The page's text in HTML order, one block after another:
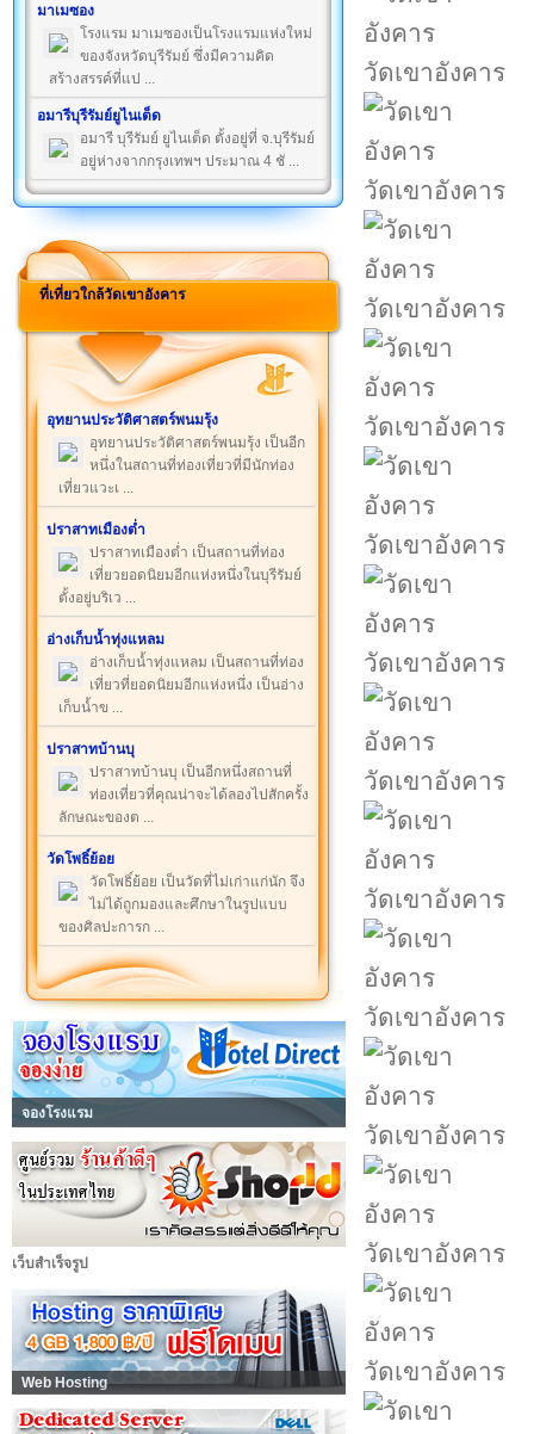
มาเมซอง
โรงแรม มาเมซองเป็นโรงแรมแห่งใหม่
ของจังหวัดบุรีรัมย์ ซึ่งมีความคิด
สร้างสรรค์ที่แป ...
อมารีบุรีรัมย์ยูไนเต็ด
อมารี บุรีรัมย์ ยูไนเต็ด ตั้งอยู่ที่ จ.บุรีรัมย์
อยู่ห่างจากกรุงเทพฯ ประมาณ 4 ชั ...
ที่เที่ยวใกล้วัดเขาอังคาร
อุทยานประวัติศาสตร์พนมรุ้ง
อุทยานประวัติศาสตร์พนมรุ้ง เป็นอีก
หนึ่งในสถานที่ท่องเที่ยวที่มีนักท่อง
เที่ยวแวะเ ...
ปราสาทเมืองต่ำ
ปราสาทเมืองต่ำ เป็นสถานที่ท่อง
เที่ยวยอดนิยมอีกแห่งหนึ่งในบุรีรัมย์
ตั้งอยู่บริเว ...
อ่างเก็บน้ำทุ่งแหลม
อ่างเก็บน้ำทุ่งแหลม เป็นสถานที่ท่อง
เที่ยวที่ยอดนิยมอีกแห่งหนึ่ง เป็นอ่าง
เก็บน้ำข ...
ปราสาทบ้านบุ
ปราสาทบ้านบุ เป็นอีกหนึ่งสถานที่
ท่องเที่ยวที่คุณน่าจะได้ลองไปสักครั้ง
ลักษณะของต ...
วัดโพธิ์ย้อย
วัดโพธิ์ย้อย เป็นวัดที่ไม่เก่าแก่นัก จึง
ไม่ได้ถูกมองและศึกษาในรูปแบบ
ของศิลปะการก ...
จองโรงแรม
เว็บสำเร็จรูป
Web Hosting
วัดเขาอังคาร
วัดเขาอังคาร
วัดเขาอังคาร
วัดเขาอังคาร
วัดเขาอังคาร
วัดเขาอังคาร
วัดเขาอังคาร
วัดเขาอังคาร
วัดเขาอังคาร
วัดเขาอังคาร
วัดเขาอังคาร
วัดเขาอังคาร